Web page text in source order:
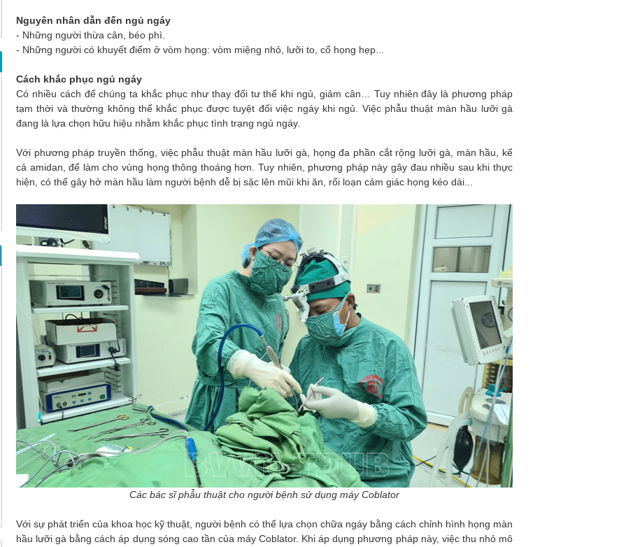
Nguyên nhân dẫn đến ngủ ngáy
- Những người thừa cân, béo phì.
- Những người có khuyết điểm ở vòm họng: vòm miệng nhỏ, lưỡi to, cổ họng hẹp...
Cách khắc phục ngủ ngáy
Có nhiều cách để chúng ta khắc phục như thay đổi tư thế khi ngủ, giảm cân… Tuy nhiên đây là phương pháp
tạm thời và thường không thể khắc phục được tuyệt đối việc ngáy khi ngủ. Việc phẫu thuật màn hầu lưỡi gà
đang là lựa chọn hữu hiệu nhằm khắc phục tình trạng ngủ ngáy.
Với phương pháp truyền thống, việc phẫu thuật màn hầu lưỡi gà, họng đa phần cắt rộng lưỡi gà, màn hầu, kể
cả amidan, để làm cho vùng họng thông thoáng hơn. Tuy nhiên, phương pháp này gây đau nhiều sau khi thực
hiện, có thể gây hở màn hầu làm người bệnh dễ bị sặc lên mũi khi ăn, rối loạn cảm giác họng kéo dài...
Các bác sĩ phẫu thuật cho người bệnh sử dụng máy Coblator
Với sự phát triển của khoa học kỹ thuật, người bệnh có thể lựa chọn chữa ngáy bằng cách chỉnh hình họng màn
hầu lưỡi gà bằng cách áp dụng sóng cao tần của máy Coblator. Khi áp dụng phương pháp này, việc thu nhỏ mô